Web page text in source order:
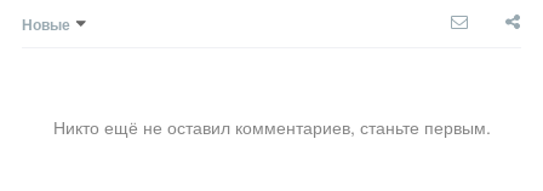
Новые
Никто ещё не оставил комментариев, станьте первым.